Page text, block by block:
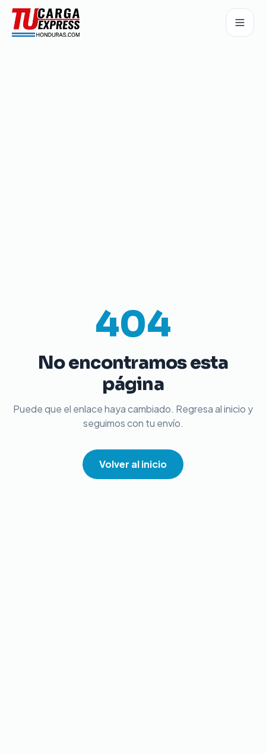
404
No encontramos esta
página
Puede que el enlace haya cambiado. Regresa al inicio y
seguimos con tu envío.
Volver al inicio